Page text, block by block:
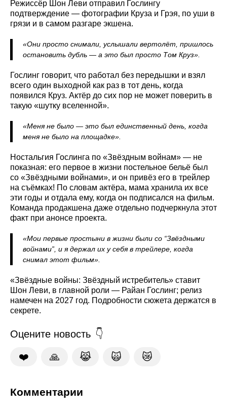
Режиссёр Шон Леви отправил Гослингу
подтверждение — фотографии Круза и Грэя, по уши в
грязи и в самом разгаре экшена.
«Они просто снимали, услышали вертолёт, пришлось
остановить дубль — а это был просто Том Круз».
Гослинг говорит, что работал без передышки и взял
всего один выходной как раз в тот день, когда
появился Круз. Актёр до сих пор не может поверить в
такую «шутку вселенной».
«Меня не было — это был единственный день, когда
меня не было на площадке».
Ностальгия Гослинга по «Звёздным войнам» — не
показная: его первое в жизни постельное бельё был
со «Звёздными войнами», и он привёз его в трейлер
на съёмках! По словам актёра, мама хранила их все
эти годы и отдала ему, когда он подписался на фильм.
Команда продакшена даже отдельно подчеркнула этот
факт при анонсе проекта.
«Мои первые простыни в жизни были со “Звёздными
войнами”, и я держал их у себя в трейлере, когда
снимал этот фильм».
«Звёздные войны: Звёздный истребитель» ставит
Шон Леви, в главной роли — Райан Гослинг; релиз
намечен на 2027 год. Подробности сюжета держатся в
секрете.
Оцените новость
❤️ 🙏 😹 🙀 😿
Комментарии